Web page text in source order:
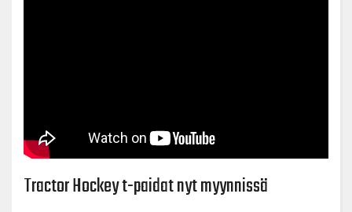
Tractor Hockey t-paidat nyt myynnissä